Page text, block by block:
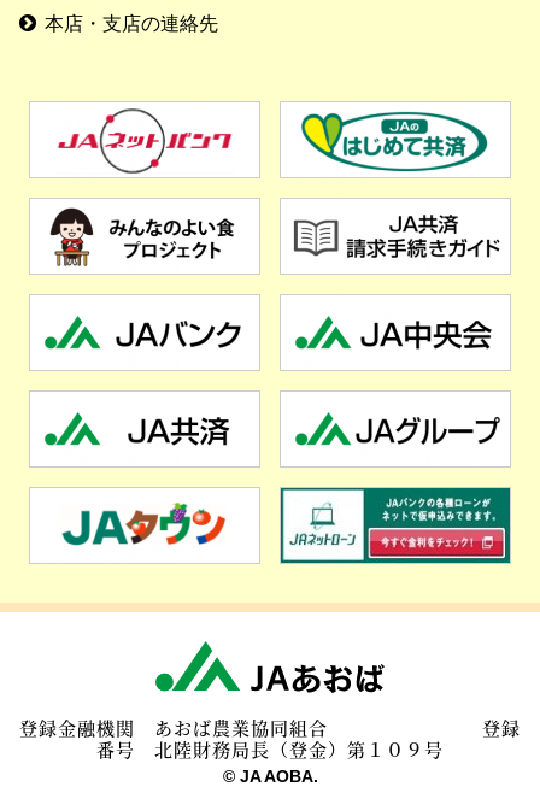
本店・支店の連絡先
登録金融機関 あおば農業協同組合 登録
番号 北陸財務局長（登金）第１０９号
© JA AOBA.